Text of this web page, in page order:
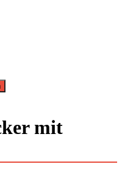
und Tipps
mit